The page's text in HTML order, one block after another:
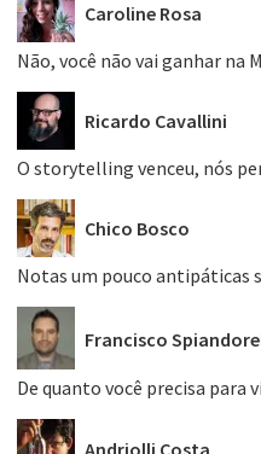
Caroline Rosa
Não, você não vai ganhar na
Ricardo Cavallini
O storytelling venceu, nós
Chico Bosco
Notas um pouco antipáticas
Francisco
De quanto você precisa para
Andriolli Costa